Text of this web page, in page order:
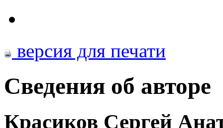
версия для печати
Сведения об авторе
Красиков Сергей